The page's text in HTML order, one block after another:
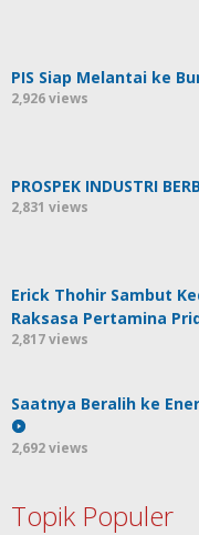
PIS Siap Melantai ke
2,926 views
PROSPEK INDUSTRI
2,831 views
Erick Thohir Sambut
Raksasa Pertamina
2,817 views
Saatnya Beralih ke
2,692 views
Topik Populer